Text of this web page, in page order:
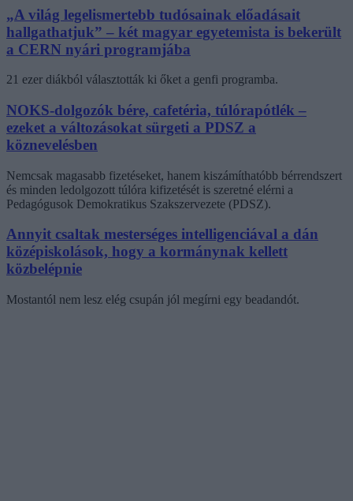
„A világ legelismertebb tudósainak előadásait
hallgathatjuk” – két magyar egyetemista is bekerült
a CERN nyári programjába
21 ezer diákból választották ki őket a genfi programba.
NOKS-dolgozók bére, cafetéria, túlórapótlék –
ezeket a változásokat sürgeti a PDSZ a
köznevelésben
Nemcsak magasabb fizetéseket, hanem kiszámíthatóbb bérrendszert
és minden ledolgozott túlóra kifizetését is szeretné elérni a
Pedagógusok Demokratikus Szakszervezete (PDSZ).
Annyit csaltak mesterséges intelligenciával a dán
középiskolások, hogy a kormánynak kellett
közbelépnie
Mostantól nem lesz elég csupán jól megírni egy beadandót.